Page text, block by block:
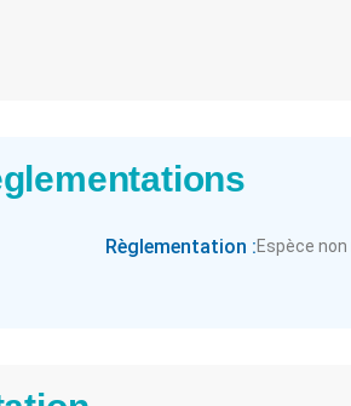
Règlementation :Espèce